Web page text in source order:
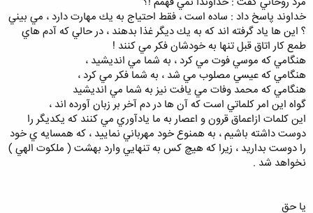
خداوند پاسخ داد : ساده است ، فقط احتياج به يك مهارت دارد ، مي بيني
؟ اين ها ياد گرفته اند كه به يك ديگر غذا بدهند ، در حالي كه آدم هاي
طمع كار اتاق قبل تنها به خودشان فكر مي كنند !
هنگامي كه موسي فوت مي كرد ، به شما مي انديشيد ،
هنگامي كه عيسي مصلوب مي شد ، به شما فكر مي كرد ،
هنگامي كه محمد وفات مي يافت نيز به شما مي انديشيد
گواه اين امر كلماتي است كه آن ها در دم آخر بر زبان آورده اند ،
اين كلمات ازاعماق قرون و اعصار به ما يادآوري مي كنند كه يكديگر را
دوست داشته باشيم ، به همنوع خود مهرباني نماييد ، كه همسايه ي خود
را دوست بداريد ، زيرا كه هيچ كس به تنهايي وارد بهشت ( ملكوت الهي )
نخواهد شد .
يا حق